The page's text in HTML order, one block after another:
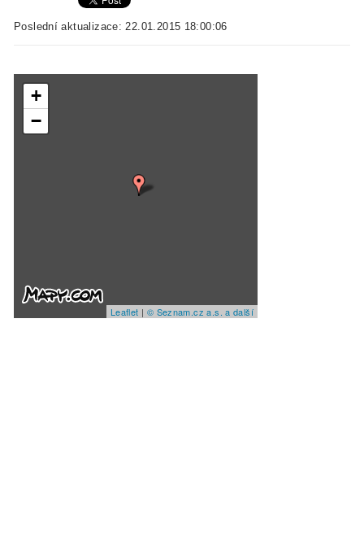
Poslední aktualizace: 22.01.2015 18:00:06
+
−
Leaflet | © Seznam.cz a.s. a další